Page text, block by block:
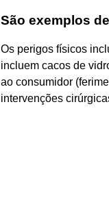
São exemplos
Os perigos físicos
incluem cacos de
ao consumidor
intervenções